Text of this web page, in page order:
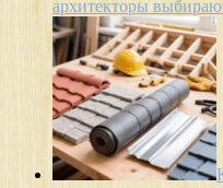
архитекторы